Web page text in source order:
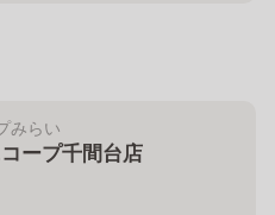
みらい
コープ千間台店